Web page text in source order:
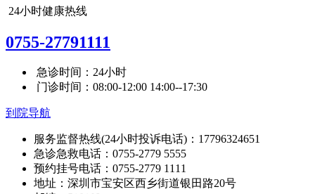
24小时健康热线
0755-27791111
急诊时间：24小时
门诊时间：08:00-12:00 14:00--17:30
到院导航
服务监督热线(24小时投诉电话)：17796324651
急诊急救电话：0755-2779 5555
预约挂号电话：0755-2779 1111
地址：深圳市宝安区西乡街道银田路20号